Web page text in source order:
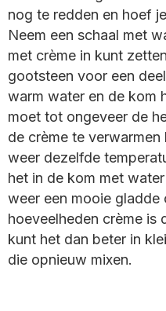
nog te redden en hoef
Neem een schaal met
met crème in kunt
gootsteen voor een
warm water en de kom
moet tot ongeveer de
de crème te
weer dezelfde
het in de kom met
weer een mooie gladde
hoeveelheden crème is
kunt het dan beter in
die opnieuw mixen.